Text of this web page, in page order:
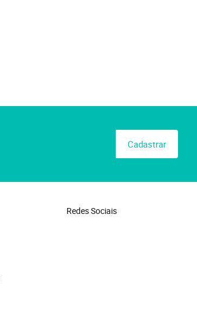
Cadastrar
Redes Sociais